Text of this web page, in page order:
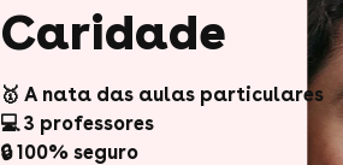
Caridade
🥇 A nata das aulas particulares
💻 3 professores
🔒 100% seguro